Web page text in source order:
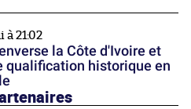
21:02
la Côte d'Ivoire et
qualification historique en